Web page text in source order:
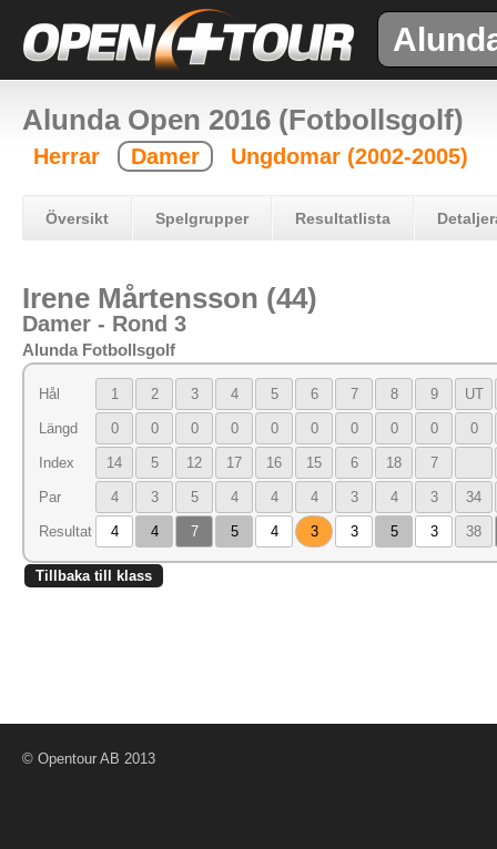
Alunda Open 2016 (Fotbollsgolf)
Herrar Damer Ungdomar (2002-2005)
Översikt Spelgrupper Resultatlista
Irene Mårtensson (44)
Damer - Rond 3
Alunda Fotbollsgolf
Hål 1 2 3 4 5 6 7 8 9 UT
Längd 0 0 0 0 0 0 0 0 0 0
Index 14 5 12 17 16 15 6 18 7
Par 4 3 5 4 4 4 3 4 3 34
Resultat 4 4 7 5 4 3 3 5 3 38
Tillbaka till klass
© Opentour AB 2013